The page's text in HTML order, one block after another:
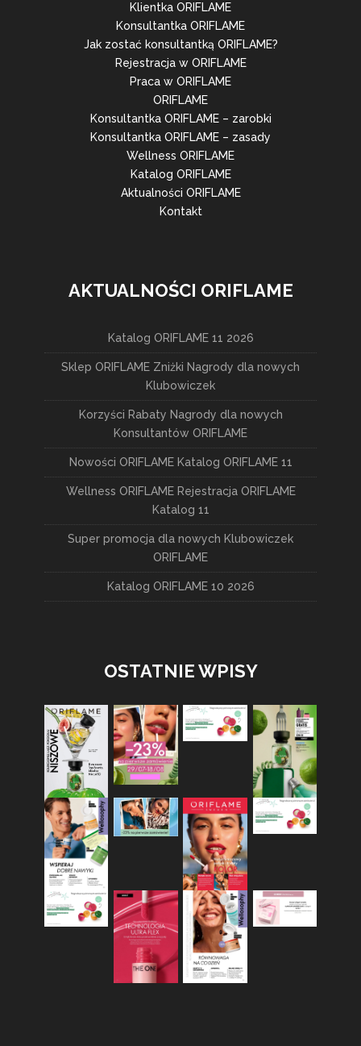
Klientka ORIFLAME
Konsultantka ORIFLAME
Jak zostać konsultantką ORIFLAME?
Rejestracja w ORIFLAME
Praca w ORIFLAME
ORIFLAME
Konsultantka ORIFLAME – zarobki
Konsultantka ORIFLAME – zasady
Wellness ORIFLAME
Katalog ORIFLAME
Aktualności ORIFLAME
Kontakt
AKTUALNOŚCI ORIFLAME
Katalog ORIFLAME 11 2026
Sklep ORIFLAME Zniżki Nagrody dla nowych
Klubowiczek
Korzyści Rabaty Nagrody dla nowych
Konsultantów ORIFLAME
Nowości ORIFLAME Katalog ORIFLAME 11
Wellness ORIFLAME Rejestracja ORIFLAME
Katalog 11
Super promocja dla nowych Klubowiczek
ORIFLAME
Katalog ORIFLAME 10 2026
OSTATNIE WPISY